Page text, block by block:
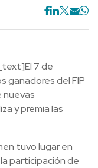
7 de
ganadores del FIP
nuevas
y premia las
tuvo lugar en
participación de